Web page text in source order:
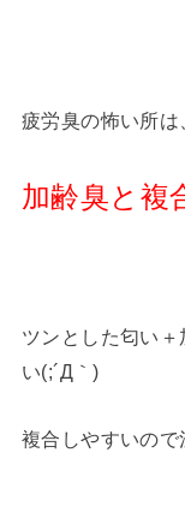
疲労臭の怖い所は
加齢臭と複
ツンとした匂い
い(;´Д｀)
複合しやすいので